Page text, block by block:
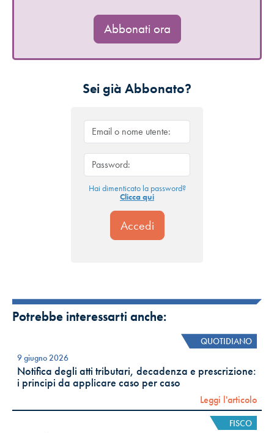
Abbonati ora
Sei già Abbonato?
Hai dimenticato la password?
Clicca qui
Potrebbe interessarti anche:
QUOTIDIANO
9 giugno 2026
Notifica degli atti tributari, decadenza e prescrizione:
i principi da applicare caso per caso
Leggi l'articolo
FISCO